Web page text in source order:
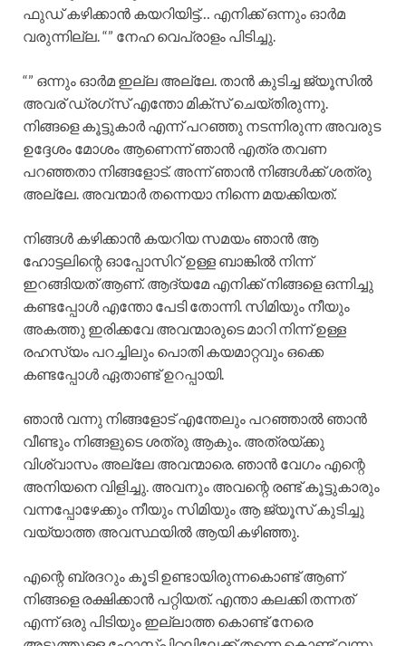
ഫുഡ്‌ കഴിക്കാൻ കയറിയിട്ട്… എനിക്ക് ഒന്നും ഓർമ
വരുന്നില്ല. “” നേഹ വെപ്രാളം പിടിച്ചു.
“” ഒന്നും ഓർമ ഇല്ല അല്ലേ. താൻ കുടിച്ച ജ്യൂസിൽ
അവര് ഡ്രഗ്സ് എന്തോ മിക്സ്‌ ചെയ്തിരുന്നു.
നിങ്ങളെ കൂട്ടുകാർ എന്ന് പറഞ്ഞു നടന്നിരുന്ന അവരുട
ഉദ്ദേശം മോശം ആണെന്ന് ഞാൻ എത്ര തവണ
പറഞ്ഞതാ നിങ്ങളോട്. അന്ന് ഞാൻ നിങ്ങൾക്ക് ശത്രു
അല്ലേ. അവന്മാർ തന്നെയാ നിന്നെ മയക്കിയത്.
നിങ്ങൾ കഴിക്കാൻ കയറിയ സമയം ഞാൻ ആ
ഹോട്ടലിന്റെ ഓപ്പോസിറ് ഉള്ള ബാങ്കിൽ നിന്ന്
ഇറങ്ങിയത് ആണ്. ആദ്യമേ എനിക്ക് നിങ്ങളെ ഒന്നിച്ചു
കണ്ടപ്പോൾ എന്തോ പേടി തോന്നി. സിമിയും നീയും
അകത്തു ഇരിക്കവേ അവന്മാരുടെ മാറി നിന്ന് ഉള്ള
രഹസ്യം പറച്ചിലും പൊതി കയമാറ്റവും ഒക്കെ
കണ്ടപ്പോൾ ഏതാണ്ട് ഉറപ്പായി.
ഞാൻ വന്നു നിങ്ങളോട് എന്തേലും പറഞ്ഞാൽ ഞാൻ
വീണ്ടും നിങ്ങളുടെ ശത്രു ആകും. അത്രയ്ക്കു
വിശ്വാസം അല്ലേ അവന്മാരെ. ഞാൻ വേഗം എന്റെ
അനിയനെ വിളിച്ചു. അവനും അവന്റെ രണ്ട് കൂട്ടുകാരും
വന്നപ്പോഴേക്കും നീയും സിമിയും ആ ജ്യൂസ്‌ കുടിച്ചു
വയ്യാത്ത അവസ്ഥയിൽ ആയി കഴിഞ്ഞു.
എന്റെ ബ്രദറും കൂടി ഉണ്ടായിരുന്നകൊണ്ട് ആണ്
നിങ്ങളെ രക്ഷിക്കാൻ പറ്റിയത്. എന്താ കലക്കി തന്നത്
എന്ന് ഒരു പിടിയും ഇല്ലാത്ത കൊണ്ട് നേരെ